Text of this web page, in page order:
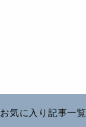
お気に入り記事一覧